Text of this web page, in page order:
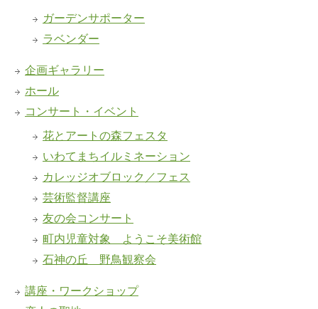
ガーデンサポーター
ラベンダー
企画ギャラリー
ホール
コンサート・イベント
花とアートの森フェスタ
いわてまちイルミネーション
カレッジオブロック／フェス
芸術監督講座
友の会コンサート
町内児童対象 ようこそ美術館
石神の丘 野鳥観察会
講座・ワークショップ